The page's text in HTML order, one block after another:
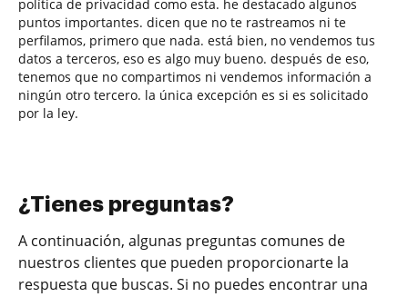
política de privacidad como esta. he destacado algunos
puntos importantes. dicen que no te rastreamos ni te
perfilamos, primero que nada. está bien, no vendemos tus
datos a terceros, eso es algo muy bueno. después de eso,
tenemos que no compartimos ni vendemos información a
ningún otro tercero. la única excepción es si es solicitado
por la ley.
¿Tienes preguntas?
A continuación, algunas preguntas comunes de
nuestros clientes que pueden proporcionarte la
respuesta que buscas. Si no puedes encontrar una